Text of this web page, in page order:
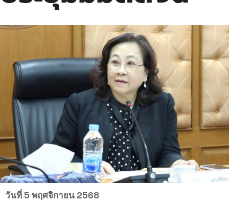
วันที่ 5 พฤศจิกายน 2568